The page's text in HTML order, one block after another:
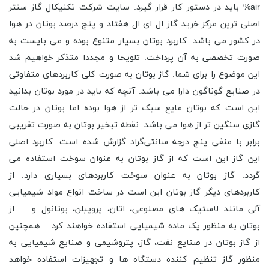
air% باید در دستور کار قرار گیرد. سایت شرکت تکنیکال گاز سنتر
اصلی ترین مرکز خرید گاز ال ای ال هفتاد و پنج درصد بوتان در هوا
در کشور می باشد. کاربرد بوتان بسیار متنوع بوده و می بایست به
صورت تخصصی به آن پرداخت. تلویحا و مجددا متذکر خواهیم شد
این موضوع را برای شما. گاز بوتان به صورت کلی کاربردهای متفاوتی
در صنایع گوناگون دارا می باشد. آنچه که باید در مورد بوتان بدانید
این است که بوتان مایع سبک تر از هوا بوده اما بوتان در حالت
گازی سنگین تر از هوا می باشد. نقطه تبخیر بوتان به صورت تقریبی
برابر با منفی پنج درجه سانتی‌گراد گزارش شده است. کاربرد اصلی
این گاز این است که از گاز بوتان به عنوان سوخت استفاده می
گردد. گاز بوتان به عنوان سوخت کاربردهای بسیاری دارد. از
کاربردهای دیگر گاز بوتان این است در ساخت انواع مواد شیمیایی
آلی مانند لاستیک ‌های مصنوعی، اتان، پروپیلن، بوتانول و ... از
بوتان به منظور یک ماده شیمیایی استفاده خواهند کرد. . همچنین
از گاز بوتان در صنایع نفت، گاز، پتروشیمی و صنایع شیمیایی به
منظور گاز تنظیم کننده دستگاه ها و تجهیزات استفاده خواهد